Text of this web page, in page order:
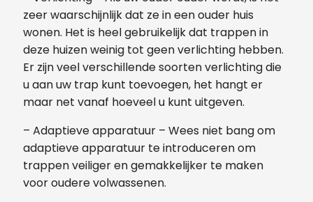
zeer waarschijnlijk dat ze in een ouder huis
wonen. Het is heel gebruikelijk dat trappen in
deze huizen weinig tot geen verlichting hebben.
Er zijn veel verschillende soorten verlichting die
u aan uw trap kunt toevoegen, het hangt er
maar net vanaf hoeveel u kunt uitgeven.
– Adaptieve apparatuur – Wees niet bang om
adaptieve apparatuur te introduceren om
trappen veiliger en gemakkelijker te maken
voor oudere volwassenen.